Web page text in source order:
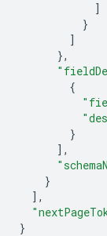
]
}
]
},
{
}
],
}
],
}